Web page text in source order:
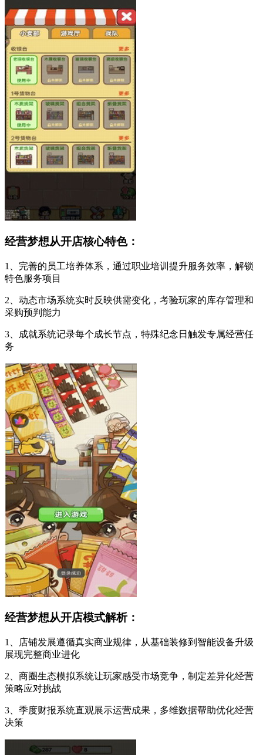
经营梦想从开店核心特色：
1、完善的员工培养体系，通过职业培训提升服务效率，解锁
特色服务项目
2、动态市场系统实时反映供需变化，考验玩家的库存管理和
采购预判能力
3、成就系统记录每个成长节点，特殊纪念日触发专属经营任
务
经营梦想从开店模式解析：
1、店铺发展遵循真实商业规律，从基础装修到智能设备升级
展现完整商业进化
2、商圈生态模拟系统让玩家感受市场竞争，制定差异化经营
策略应对挑战
3、季度财报系统直观展示运营成果，多维数据帮助优化经营
决策